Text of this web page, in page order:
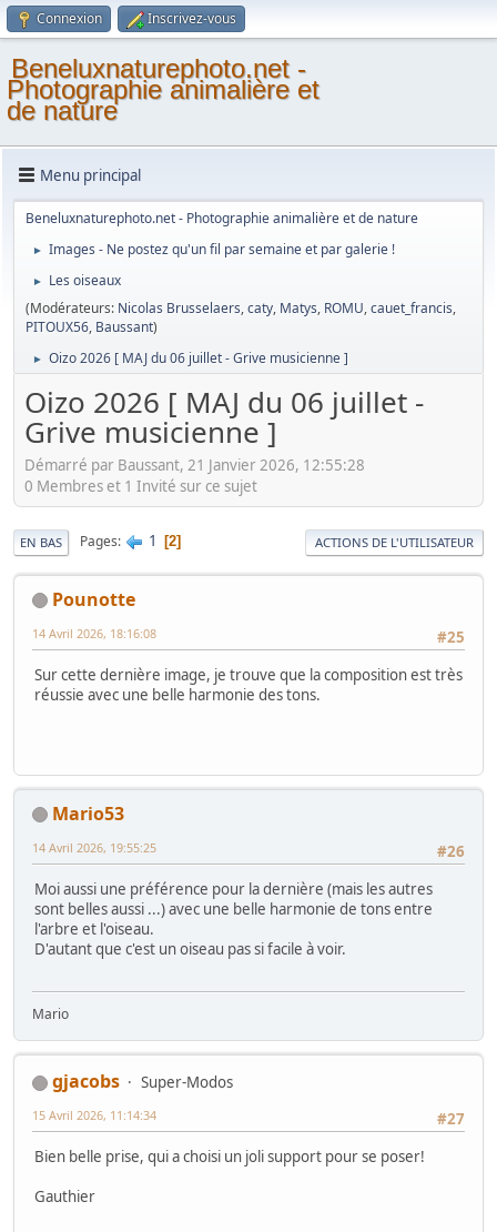
Connexion Inscrivez-vous
Beneluxnaturephoto.net -
Photographie animalière et
de nature
Menu principal
Beneluxnaturephoto.net - Photographie animalière et de nature
► Images - Ne postez qu'un fil par semaine et par galerie !
►
Les oiseaux
(Modérateurs: Nicolas Brusselaers,caty, Matys, ROMU,cauet_francis,
PITOUX56, Baussant)
► Oizo 2026 [ MAJ du 06 juillet - Grive musicienne ]
Oizo 2026 [ MAJ du 06 juillet -
Grive musicienne ]
Démarré par Baussant, 21 Janvier 2026, 12:55:28
0 Membres et 1 Invité sur ce sujet
EN BAS Pages 1 2 ACTIONS DE L'UTILISATEUR
Pounotte
#25
14 Avril 2026, 18:16:08
Sur cette dernière image, je trouve que la composition est très
réussie avec une belle harmonie des tons.
Mario53
#26
14 Avril 2026, 19:55:25
Moi aussi une préférence pour la dernière (mais les autres
sont belles aussi ...) avec une belle harmonie de tons entre
l'arbre et l'oiseau.
D'autant que c'est un oiseau pas si facile à voir.
Mario
gjacobs
Super-Modos
#27
15 Avril 2026, 11:14:34
Bien belle prise, qui a choisi un joli support pour se poser!
Gauthier